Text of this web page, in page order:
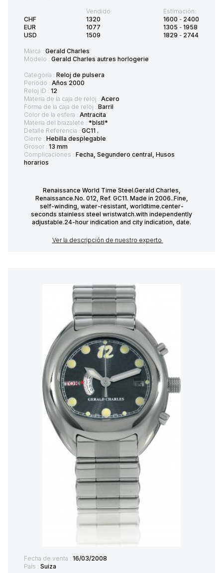
CHF
EUR
USD
Vendido:
1320
1077
1509
Estimación:
1600 - 2400
1305 - 1958
1829 - 2744
Marca : Gerald Charles
Modelo : Gerald Charles autres horlogerie
Categoría : Reloj de pulsera
Período : Años 2000
Reloj ID : 12
Materia de la caja de reloj : Acero
Forma de la caja de reloj : Barril
Color de la esfera : Antracita
Materia del brazalete : *blstl*
Detalle Referencia : GC11 .
Cierre : Hebilla desplegable
Grosor : 13 mm
Complicaciones : Fecha, Segundero central, Husos
horarios
Renaissance World Time Steel.Gerald Charles,
Renaissance.No. 012, Ref. GC11. Made in 2006..Fine,
self-winding, water-resistant, worldtime.center-
seconds stainless steel wristwatch.with independently
adjustable.24-hour indication and city indication, date.
Ver la descripción de nuestro experto
Fecha de venta : 16/03/2008
País : Suiza